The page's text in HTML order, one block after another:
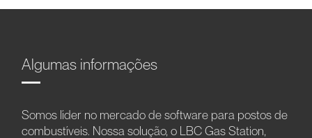
Algumas informações
Somos líder no mercado de software para postos de
combustíveis. Nossa solução, o LBC Gas Station,